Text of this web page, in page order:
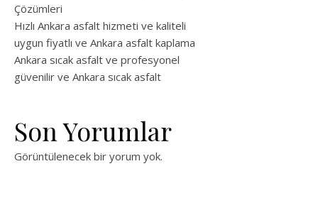
Çözümleri
Hızlı Ankara asfalt hizmeti ve kaliteli
uygun fiyatlı ve Ankara asfalt kaplama
Ankara sıcak asfalt ve profesyonel
güvenilir ve Ankara sıcak asfalt
Son Yorumlar
Görüntülenecek bir yorum yok.